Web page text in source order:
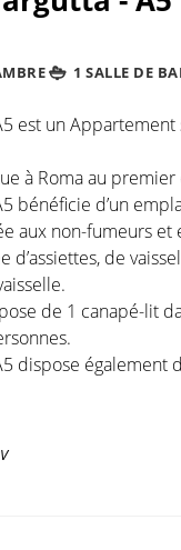
1 SALLE DE
est un
à Roma au
bénéficie d’un
aux non-fumeurs
d’assiettes, de
de 1 canapé-lit
dispose également